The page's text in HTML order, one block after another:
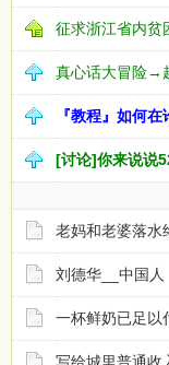
征求浙江省内贫
真心话大冒险→
『教程』如何
[讨论]你来说说
老妈和老婆落水
刘德华__中国人
一杯鲜奶已足以